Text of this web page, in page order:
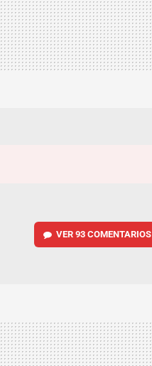
VER 93 COMENTARIOS